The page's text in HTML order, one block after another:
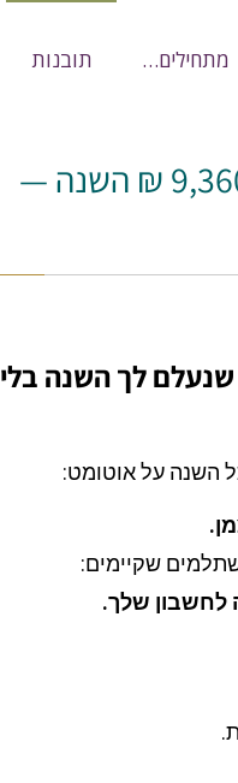
מתחילים… תובנות
קרן השתלמות שלא פתחת? זה עולה לך 9,360 ₪ השנה —
9,360 ₪ — כסף שנעלם לך השנה בלי
שקיימים:
לחשבון שלך.